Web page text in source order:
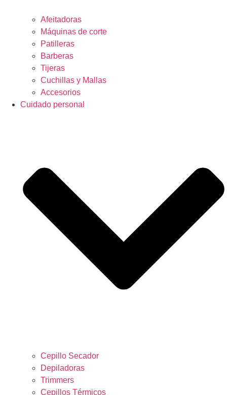
Afeitadoras
Máquinas de corte
Patilleras
Barberas
Tijeras
Cuchillas y Mallas
Accesorios
Cuidado personal
Cepillo Secador
Depiladoras
Trimmers
Cepillos Térmicos